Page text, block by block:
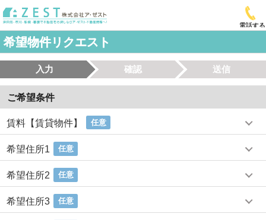
電話する
希望物件リクエスト
入力 確認 送信
ご希望条件
賃料【賃貸物件】 任意
希望住所1 任意
希望住所2 任意
希望住所3 任意